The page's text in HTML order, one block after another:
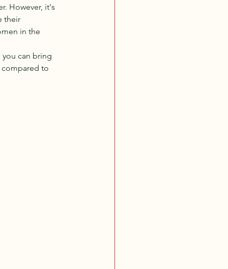
However, it's
their
in the
can bring
compared to